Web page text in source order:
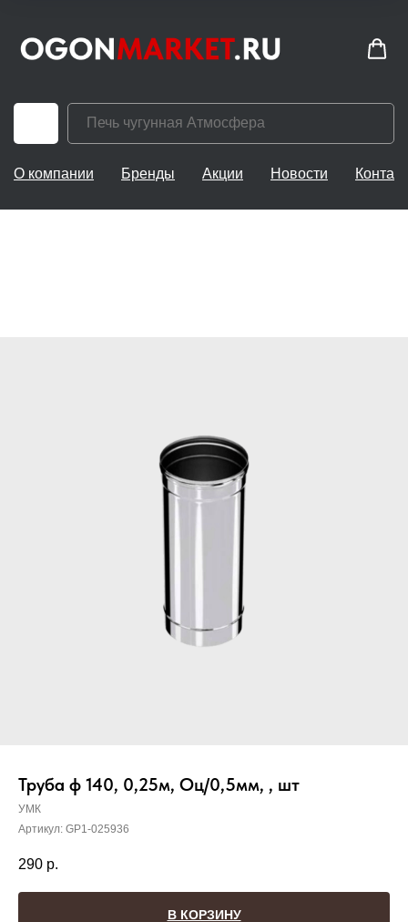
О компании Бренды Акции Новости
Труба ф 140, 0,25м, Оц/0,5мм, , шт
УМК
Артикул: GP1-025936
290 р.
В КОРЗИНУ